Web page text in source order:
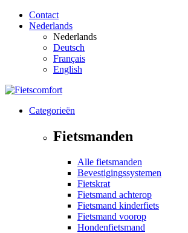
Contact
Nederlands
Nederlands
Deutsch
Français
English
Categorieën
Fietsmanden
Alle fietsmanden
Bevestigingssystemen
Fietskrat
Fietsmand achterop
Fietsmand kinderfiets
Fietsmand voorop
Hondenfietsmand